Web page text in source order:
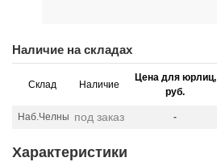
Характеристики
Наличие на складах
Склад Наличие
Цена для юрлиц,
руб.
Наб.Челны под заказ -